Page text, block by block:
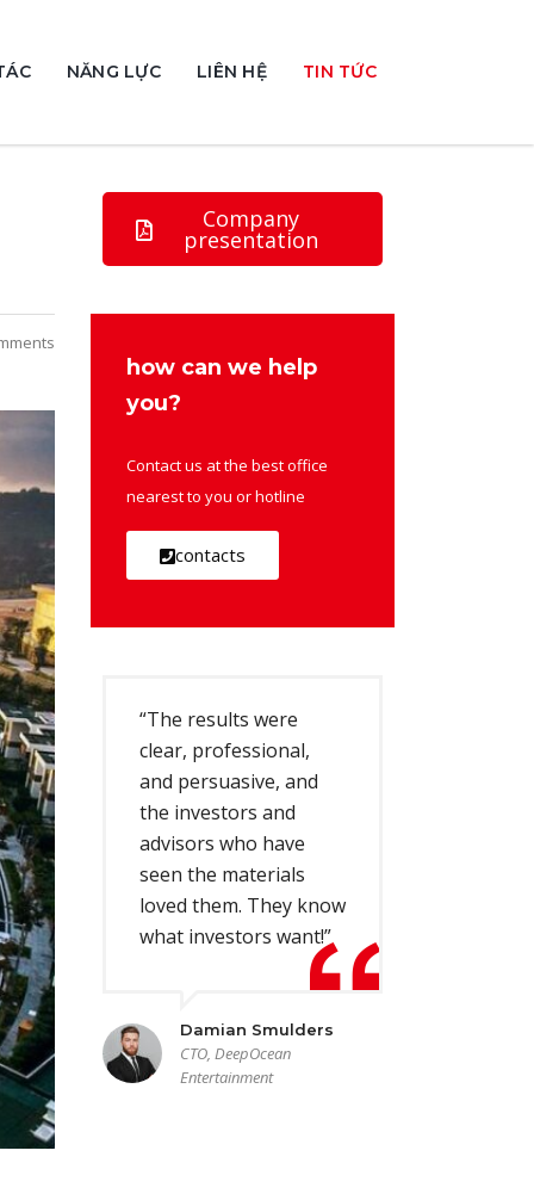
NĂNG LỰC LIÊN HỆ TIN TỨC
Company
presentation
how can we help
you?
Contact us at the best office
nearest to you or hotline
contacts
“The results were
clear, professional,
and persuasive, and
the investors and
advisors who have
seen the materials
loved them. They know
what investors want!”
Damian Smulders
CTO, DeepOcean
Entertainment